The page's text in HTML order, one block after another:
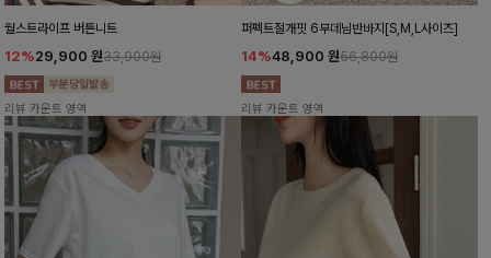
월스트라이프 버튼니트
12%29,900 원33,900원
리뷰 카운트 영역
퍼펙트절개핏 6부데님반바지[S,M,L사이즈]
14%48,900 원56,800원
리뷰 카운트 영역